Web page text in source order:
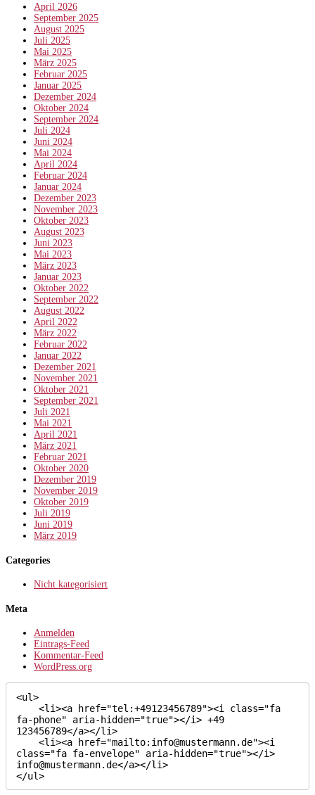
April 2026
September 2025
August 2025
Juli 2025
Mai 2025
März 2025
Februar 2025
Januar 2025
Dezember 2024
Oktober 2024
September 2024
Juli 2024
Juni 2024
Mai 2024
April 2024
Februar 2024
Januar 2024
Dezember 2023
November 2023
Oktober 2023
August 2023
Juni 2023
Mai 2023
März 2023
Januar 2023
Oktober 2022
September 2022
August 2022
April 2022
März 2022
Februar 2022
Januar 2022
Dezember 2021
November 2021
Oktober 2021
September 2021
Juli 2021
Mai 2021
April 2021
März 2021
Februar 2021
Oktober 2020
Dezember 2019
November 2019
Oktober 2019
Juli 2019
Juni 2019
März 2019
Categories
Nicht kategorisiert
Meta
Anmelden
Eintrags-Feed
Kommentar-Feed
WordPress.org
<ul>
fa-phone" aria-hidden="true"></i> +49
123456789</a></li>
class="fa fa-envelope" aria-hidden="true"></i>
info@mustermann.de</a></li>
</ul>